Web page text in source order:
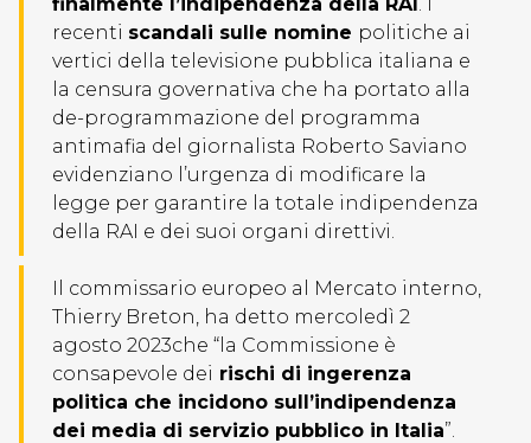
recenti scandali sulle nomine politiche ai
vertici della televisione pubblica italiana e
la censura governativa che ha portato alla
de-programmazione del programma
antimafia del giornalista Roberto Saviano
evidenziano l’urgenza di modificare la
legge per garantire la totale indipendenza
della RAI e dei suoi organi direttivi.
Il commissario europeo al Mercato interno,
Thierry Breton, ha detto mercoledì 2
agosto 2023che “la Commissione è
consapevole dei rischi di ingerenza
politica che incidono sull’indipendenza
dei media di servizio pubblico in Italia”.